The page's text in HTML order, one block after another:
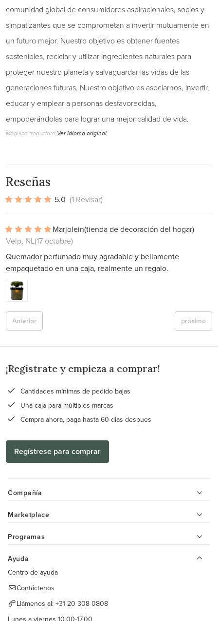
comunidad global de consumidores aspiracionales, socios y
simpatizantes que se comprometan a invertir mutuamente en
un futuro mejor. Nuestro objetivo es obtener fuentes
sostenibles, reciclar y utilizar ingredientes naturales para
proteger nuestro planeta y salvaguardar las vidas de las
generaciones futuras. Nuestro objetivo es asociarnos, invertir,
educar y emplear a personas desfavorecidas,
empoderándolas para lograr una mejor calidad de vida.
Máquina traductora Ver idioma original
Reseñas
5.0 (1 Revisar)
Marjolein(tienda de decoración del hogar)
Velp, NL(17 octubre)
Quemador perfumado muy agradable y bellamente
empaquetado en una caja, realmente un regalo.
próximo
Anterior
¡Regístrate y empieza a comprar!
Cantidades mínimas de pedido bajas
Una caja para múltiples marcas
Compra ahora, paga hasta 60 dias despues
Regístrese para comprar
Compañía
Marketplace
Programas
Ayuda
Centro de ayuda
Contáctenos
Llámenos al: +31 20 308 0808
Lunes a viernes 10.00-17.00